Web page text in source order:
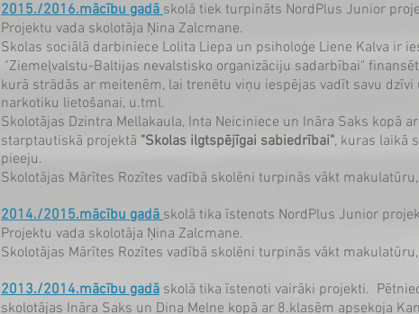
2015./2016.mācību gadāskolā tiek turpināts NordPlus Junior
Projektu vada skolotāja Ņina Zalcmane.
Skolas sociālā darbiniece Lolita Liepa un psiholoģe Liene Kalva
"Ziemeļvalstu-Baltijas nevalstisko organizāciju sadarbībai"
kurā strādās ar meitenēm, lai trenētu viņu iespējas vadīt savu
narkotiku lietošanai, u.tml.
Skolotājas Dzintra Mellakaula, Inta Neiciniece un Ināra Saks
starptautiskā projektā ​​​​"Skolas ilgtspējīgai sabiedrībai", kuras laikā
pieeju.
Skolotājas Mārītes Rozītes vadībā skolēni turpinās vākt
2014./2015.mācību gadāskolā tika īstenots NordPlus Junior
Projektu vada skolotāja Ņina Zalcmane.
Skolotājas Mārītes Rozītes vadībā skolēni turpinās vākt
2013./2014.mācību gadā skolā tika īstenoti vairāki projekti.
skolotājas Ināra Saks un Dina Melne kopā ar 8.klasēm apsekoja